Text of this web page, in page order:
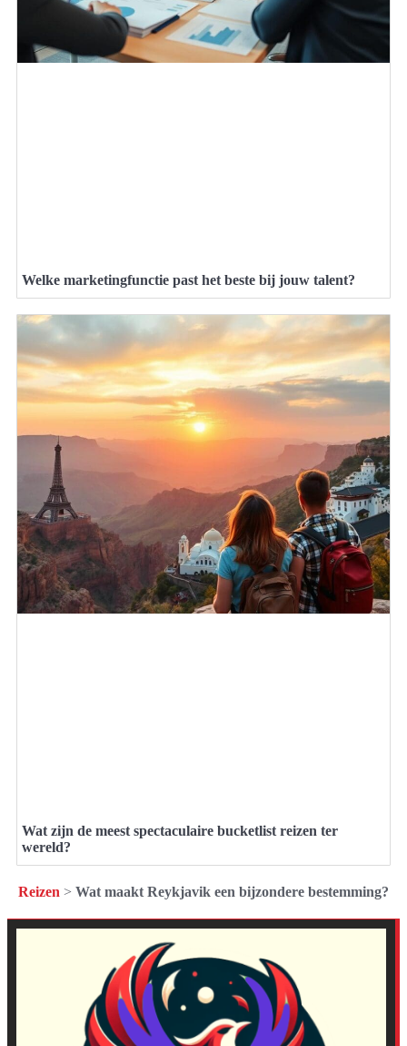
Welke marketingfunctie past het beste bij jouw talent?
Wat zijn de meest spectaculaire bucketlist reizen ter
wereld?
Reizen > Wat maakt Reykjavik een bijzondere bestemming?